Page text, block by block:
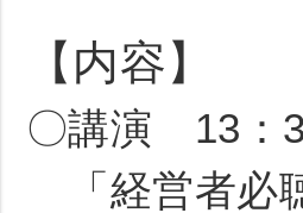
【 内容 】
〇講演 13：
「経営者必